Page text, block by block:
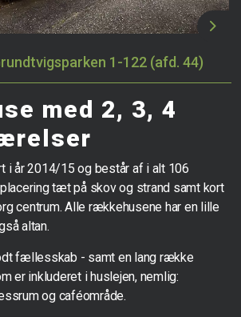
Next
1-122 (afd. 44)
med 2, 3, 4
i år 2014/15 og består af i alt 106
tæt på skov og strand samt kort
centrum. Alle rækkehusene har en lille
altan.
fællesskab - samt en lang række
er inkluderet i huslejen, nemlig:
og caféområde.